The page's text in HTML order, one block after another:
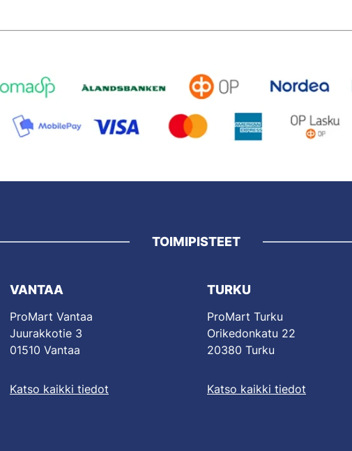
TOIMIPISTEET
VANTAA
ProMart Vantaa
Juurakkotie 3
01510 Vantaa
Katso kaikki tiedot
TURKU
ProMart Turku
Orikedonkatu 22
20380 Turku
Katso kaikki tiedot